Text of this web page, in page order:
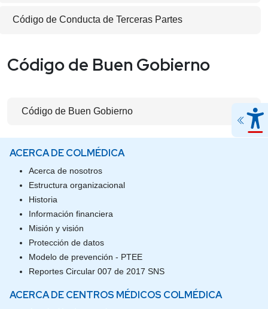
Código de Conducta de Terceras Partes
Código de Buen Gobierno
Código de Buen Gobierno
ACERCA DE COLMÉDICA
Acerca de nosotros
Estructura organizacional
Historia
Información financiera
Misión y visión
Protección de datos
Modelo de prevención - PTEE
Reportes Circular 007 de 2017 SNS
ACERCA DE CENTROS MÉDICOS COLMÉDICA